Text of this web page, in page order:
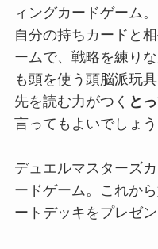
ィングカードゲーム
自分の持ちカードと
ームで、戦略を練り
も頭を使う頭脳派玩
先を読む力がつく と
言ってもよいでしょう
デュエルマスターズ
ードゲーム。これか
ートデッキをプレゼ